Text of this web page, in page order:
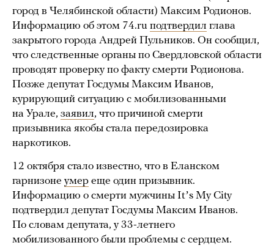
город в Челябинской области) Максим Родионов.
Информацию об этом 74.ru подтвердил глава
закрытого города Андрей Пульников. Он сообщил,
что следственные органы по Свердловской области
проводят проверку по факту смерти Родионова.
Позже депутат Госдумы Максим Иванов,
курирующий ситуацию с мобилизованными
на Урале, заявил, что причиной смерти
призывника якобы стала передозировка
наркотиков.
12 октября стало известно, что в Еланском
гарнизоне умер еще один призывник.
Информацию о смерти мужчины Itʼs My City
подтвердил депутат Госдумы Максим Иванов.
По словам депутата, у 33-летнего
мобилизованного были проблемы с сердцем.